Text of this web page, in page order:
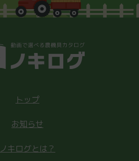
トップ
お知らせ
ノキログとは？